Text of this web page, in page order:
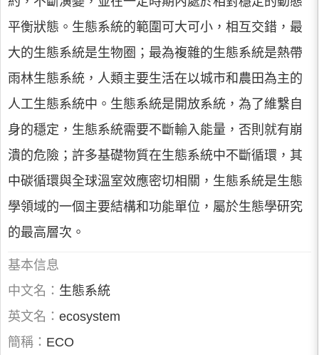
平衡狀態。生態系統的範圍可大可小，相互交錯，最
大的生態系統是生物圈；最為複雜的生態系統是熱帶
雨林生態系統，人類主要生活在以城市和農田為主的
人工生態系統中。生態系統是開放系統，為了維繫自
身的穩定，生態系統需要不斷輸入能量，否則就有崩
潰的危險；許多基礎物質在生態系統中不斷循環，其
中碳循環與全球溫室效應密切相關，生態系統是生態
學領域的一個主要結構和功能單位，屬於生態學研究
的最高層次。
基本信息
中文名： 生態系統
英文名： ecosystem
簡稱： ECO